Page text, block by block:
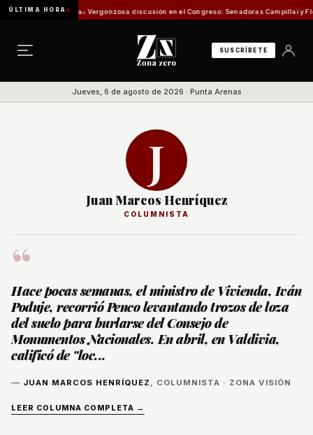
ÚLTIMA HORA
de Pesca Vergonzosa discusión en el Congreso: Senadoras Campillai y Flores se
SUSCRÍBETE
Jueves, 6 de agosto de 2026 · Punta Arenas
“
Hace pocas semanas, el ministro de Vivienda, Iván
Poduje, recorrió Penco levantando trozos de loza
del suelo para burlarse del Consejo de
Monumentos Nacionales. En abril, en Valdivia,
calificó de "loc...
— JUAN MARCOS HENRÍQUEZ , COLUMNISTA · ZONA VISIÓN
LEER COLUMNA COMPLETA →
J
Juan Marcos Henríquez
COLUMNISTA